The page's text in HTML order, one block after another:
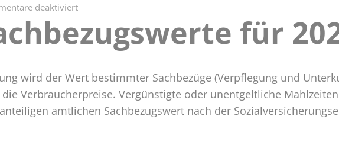
deaktiviertfür
Sachbezugswerte
für
wird der Wert bestimmter Sachbezüge (Verpflegung und
Verbraucherpreise. Vergünstigte oder unentgeltliche
amtlichen Sachbezugswert nach der